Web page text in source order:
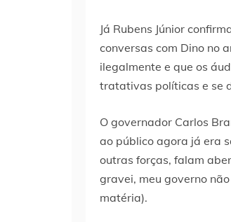
Já Rubens Júnior
conversas com Dino no
ilegalmente e que os
tratativas políticas e se
O governador Carlos
ao público agora já era
outras forças, falam
gravei, meu governo
matéria).